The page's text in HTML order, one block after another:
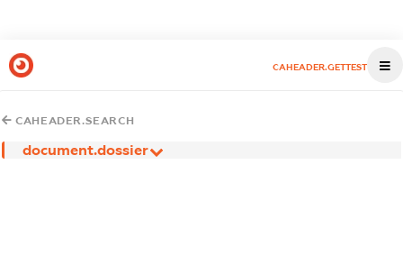
CAHEADER.GETTEST
CAHEADER.SEARCH
document.dossier